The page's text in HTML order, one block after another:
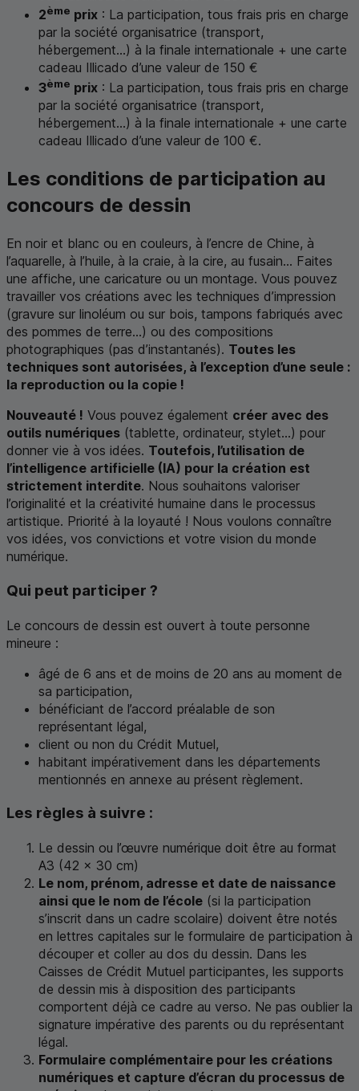
2ème prix : La participation, tous frais pris en charge
par la société organisatrice (transport,
hébergement...) à la finale internationale + une carte
cadeau Illicado d’une valeur de 150 €
3ème prix : La participation, tous frais pris en charge
par la société organisatrice (transport,
hébergement...) à la finale internationale + une carte
cadeau Illicado d’une valeur de 100 €.
Les conditions de participation au
concours de dessin
En noir et blanc ou en couleurs, à l’encre de Chine, à
l’aquarelle, à l’huile, à la craie, à la cire, au fusain... Faites
une affiche, une caricature ou un montage. Vous pouvez
travailler vos créations avec les techniques d’impression
(gravure sur linoléum ou sur bois, tampons fabriqués avec
des pommes de terre...) ou des compositions
photographiques (pas d’instantanés). Toutes les
techniques sont autorisées, à l’exception d’une seule :
la reproduction ou la copie !
Nouveauté ! Vous pouvez également créer avec des
outils numériques (tablette, ordinateur, stylet...) pour
donner vie à vos idées. Toutefois, l’utilisation de
l’intelligence artificielle (IA) pour la création est
strictement interdite. Nous souhaitons valoriser
l’originalité et la créativité humaine dans le processus
artistique. Priorité à la loyauté ! Nous voulons connaître
vos idées, vos convictions et votre vision du monde
numérique.
Qui peut participer ?
Le concours de dessin est ouvert à toute personne
mineure :
âgé de 6 ans et de moins de 20 ans au moment de
sa participation,
bénéficiant de l’accord préalable de son
représentant légal,
client ou non du Crédit Mutuel,
habitant impérativement dans les départements
mentionnés en annexe au présent règlement.
Les règles à suivre :
Le dessin ou l’œuvre numérique doit être au format
A3 (42 x 30 cm)
Le nom, prénom, adresse et date de naissance
ainsi que le nom de l’école (si la participation
s’inscrit dans un cadre scolaire) doivent être notés
en lettres capitales sur le formulaire de participation à
découper et coller au dos du dessin. Dans les
Caisses de Crédit Mutuel participantes, les supports
de dessin mis à disposition des participants
comportent déjà ce cadre au verso. Ne pas oublier la
signature impérative des parents ou du représentant
légal.
Formulaire complémentaire pour les créations
numériques et capture d’écran du processus de